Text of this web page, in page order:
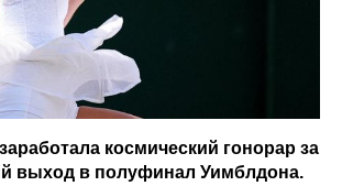
космический гонорар за
выход в полуфинал Уимблдона.